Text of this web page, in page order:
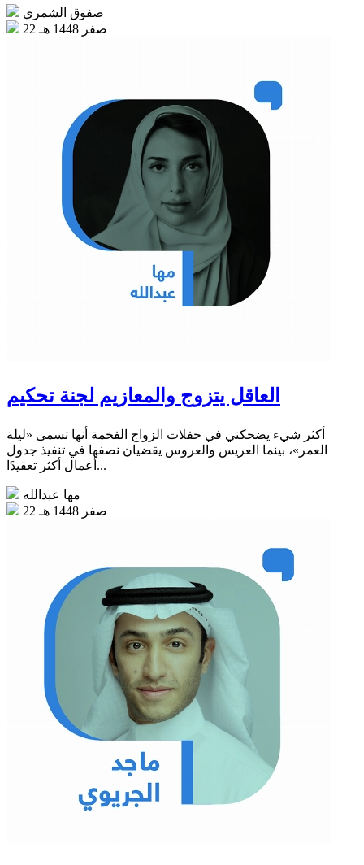
صفوق الشمري
22 صفر 1448 هـ
العاقل يتزوج والمعازيم لجنة تحكيم
أكثر شيء يضحكني في حفلات الزواج الفخمة أنها تسمى «ليلة
العمر»، بينما العريس والعروس يقضيان نصفها في تنفيذ جدول
أعمال أكثر تعقيدًا...
مها عبدالله
22 صفر 1448 هـ